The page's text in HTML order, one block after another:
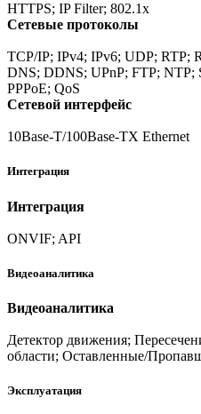
HTTPS; IP Filter; 802.1x
Сетевые протоколы
TCP/IP; IPv4; IPv6; UDP; RTP;
DNS; DDNS; UPnP; FTP;
PPPoE; QoS
Сетевой интерфейс
10Base-T/100Base-TX Ethernet
Интеграция
Интеграция
ONVIF; API
Видеоаналитика
Видеоаналитика
Детектор движения;
области; Оставленные/
Эксплуатация